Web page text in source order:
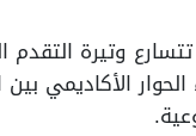
وتيرة التقدم
الحوار